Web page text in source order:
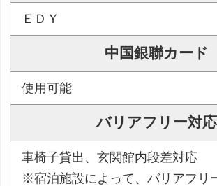
ＥＤＹ
中国銀聯カード
使用可能
バリアフリー対応
車椅子貸出、玄関館内段差対応
※宿泊施設によって、バリアフリ